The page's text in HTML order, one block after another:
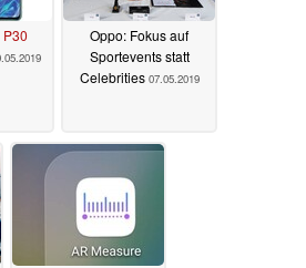
P30
Oppo: Fokus auf
Sportevents statt
Celebrities 07.05.2019